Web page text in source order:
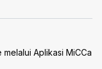
Aplikasi MiCCa